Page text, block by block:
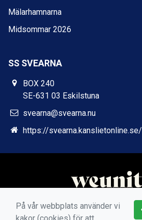
Mälarhamnarna
Midsommar 2026
SS SVEARNA
BOX 240
SE-631 03 Eskilstuna
svearna@svearna.nu
https://svearna.kanslietonline.se/
På vår webbplats använder vi